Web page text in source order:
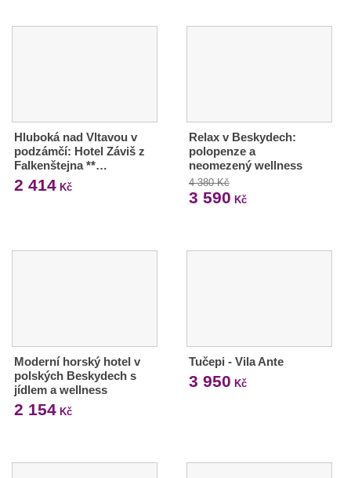
Hluboká nad Vltavou v
podzámčí: Hotel Záviš z
Falkenštejna **…
2 414 Kč
Relax v Beskydech:
polopenze a
neomezený wellness
4 380 Kč
3 590 Kč
Moderní horský hotel v
polských Beskydech s
jídlem a wellness
2 154 Kč
Tučepi - Vila Ante
3 950 Kč